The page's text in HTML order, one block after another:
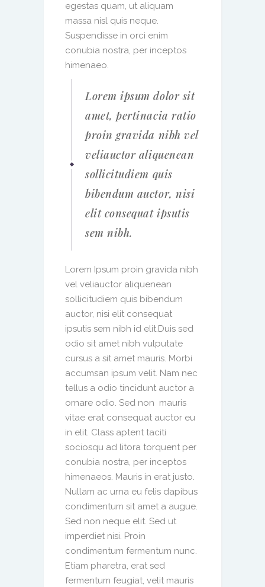
egestas quam, ut aliquam
massa nisl quis neque.
Suspendisse in orci enim
conubia nostra, per inceptos
himenaeo.
Lorem ipsum dolor sit
amet, pertinacia ratio
proin gravida nibh vel
veliauctor aliquenean
sollicitudiem quis
bibendum auctor, nisi
elit consequat ipsutis
sem nibh.
Lorem Ipsum proin gravida nibh
vel veliauctor aliquenean
sollicitudiem quis bibendum
auctor, nisi elit consequat
ipsutis sem nibh id elit.Duis sed
odio sit amet nibh vulputate
cursus a sit amet mauris. Morbi
accumsan ipsum velit. Nam nec
tellus a odio tincidunt auctor a
ornare odio. Sed non mauris
vitae erat consequat auctor eu
in elit. Class aptent taciti
sociosqu ad litora torquent per
conubia nostra, per inceptos
himenaeos. Mauris in erat justo.
Nullam ac urna eu felis dapibus
condimentum sit amet a augue.
Sed non neque elit. Sed ut
imperdiet nisi. Proin
condimentum fermentum nunc.
Etiam pharetra, erat sed
fermentum feugiat, velit mauris